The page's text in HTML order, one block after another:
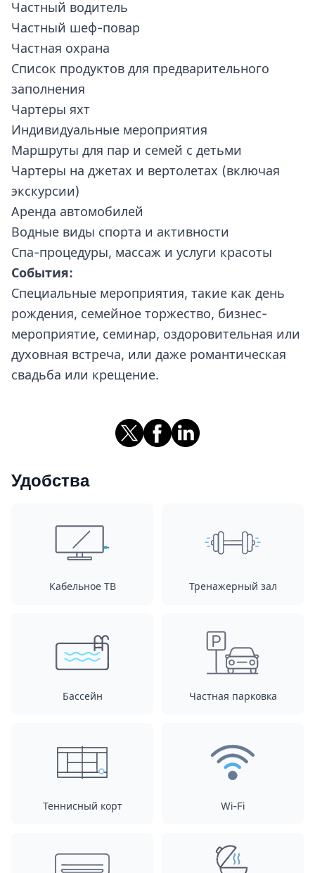
Частный водитель
Частный шеф-повар
Частная охрана
Список продуктов для предварительного
заполнения
Чартеры яхт
Индивидуальные мероприятия
Маршруты для пар и семей с детьми
Чартеры на джетах и вертолетах (включая
экскурсии)
Аренда автомобилей
Водные виды спорта и активности
Спа-процедуры, массаж и услуги красоты
События:
Специальные мероприятия, такие как день
рождения, семейное торжество, бизнес-
мероприятие, семинар, оздоровительная или
духовная встреча, или даже романтическая
свадьба или крещение.
Удобства
Кабельное ТВ Тренажерный зал
Бассейн Частная парковка
Теннисный корт Wi-Fi